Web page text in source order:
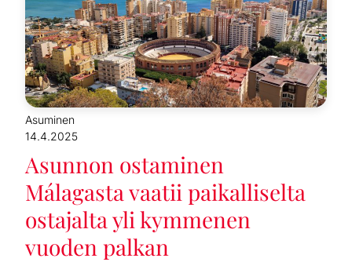
Asuminen
14.4.2025
Asunnon ostaminen
Málagasta vaatii paikalliselta
ostajalta yli kymmenen
vuoden palkan